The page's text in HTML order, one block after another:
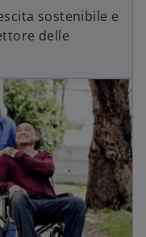
sostenibile e
delle